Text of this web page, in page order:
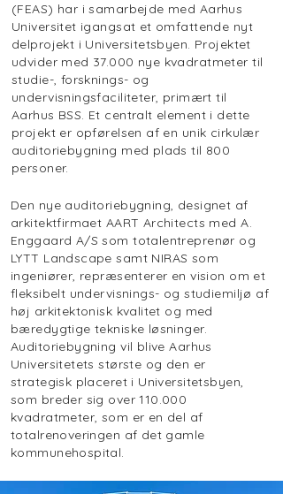
(FEAS) har i samarbejde med Aarhus
Universitet igangsat et omfattende nyt
delprojekt i Universitetsbyen. Projektet
udvider med 37.000 nye kvadratmeter til
studie-, forsknings- og
undervisningsfaciliteter, primært til
Aarhus BSS. Et centralt element i dette
projekt er opførelsen af en unik cirkulær
auditoriebygning med plads til 800
personer.
Den nye auditoriebygning, designet af
arkitektfirmaet AART Architects med A.
Enggaard A/S som totalentreprenør og
LYTT Landscape samt NIRAS som
ingeniører, repræsenterer en vision om et
fleksibelt undervisnings- og studiemiljø af
høj arkitektonisk kvalitet og med
bæredygtige tekniske løsninger.
Auditoriebygning vil blive Aarhus
Universitetets største og den er
strategisk placeret i Universitetsbyen,
som breder sig over 110.000
kvadratmeter, som er en del af
totalrenoveringen af det gamle
kommunehospital.